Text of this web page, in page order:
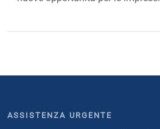
ASSISTENZA URGENTE